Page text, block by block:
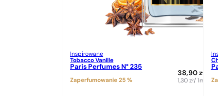
Inspirowane
Tobacco Vanille
Paris Perfumes N° 235
Zaperfumowanie 25 %
38,90zł
1,30zł/ 1ml